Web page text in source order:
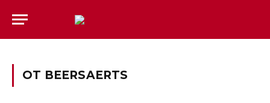
OT BEERSAERTS